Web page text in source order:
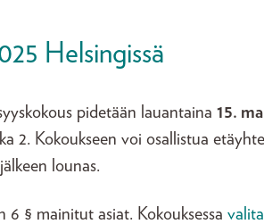
Helsingissä
pidetään lauantaina 15.
2. Kokoukseen voi osallistua
lounas.
6 § mainitut asiat. Kokouksessa